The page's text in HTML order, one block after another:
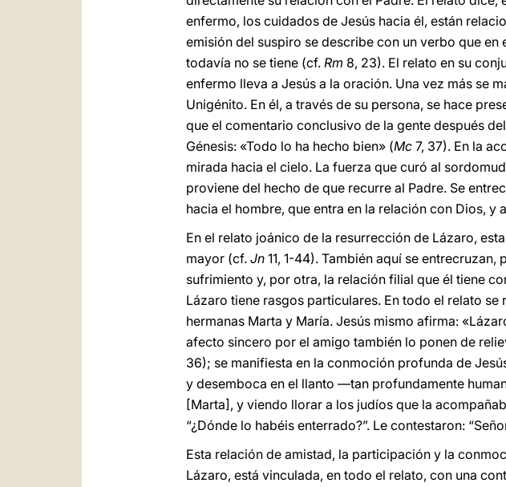
enfermo, los cuidados de Jesús hacia él, están
emisión del suspiro se describe con un verbo que
todavía no se tiene (cf. Rm 8, 23). El relato en su
enfermo lleva a Jesús a la oración. Una vez más se
Unigénito. En él, a través de su persona, se hace
que el comentario conclusivo de la gente después
Génesis: «Todo lo ha hecho bien» (Mc 7, 37). En la
mirada hacia el cielo. La fuerza que curó al
proviene del hecho de que recurre al Padre. Se
hacia el hombre, que entra en la relación con Dios, y
En el relato joánico de la resurrección de Lázaro,
mayor (cf. Jn 11, 1-44). También aquí se
sufrimiento y, por otra, la relación filial que él tiene
Lázaro tiene rasgos particulares. En todo el relato
hermanas Marta y María. Jesús mismo afirma:
afecto sincero por el amigo también lo ponen de
36); se manifiesta en la conmoción profunda de
y desemboca en el llanto —tan profundamente
[Marta], y viendo llorar a los judíos que la
“¿Dónde lo habéis enterrado?”. Le contestaron:
Esta relación de amistad, la participación y la
Lázaro, está vinculada, en todo el relato, con una